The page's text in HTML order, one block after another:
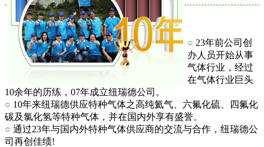
○ 23年前公司创
办人员开始从事
气体行业，经过
在气体行业巨头
10余年的历练，07年成立纽瑞德公司。
○ 10年来纽瑞德供应特种气体之高纯氦气、六氟化硫、四氟化
碳及氯化氢等特种气体，并在国内外享有盛誉。
○ 通过23年与国内外特种气体供应商的交流与合作，纽瑞德公
司再创佳绩!